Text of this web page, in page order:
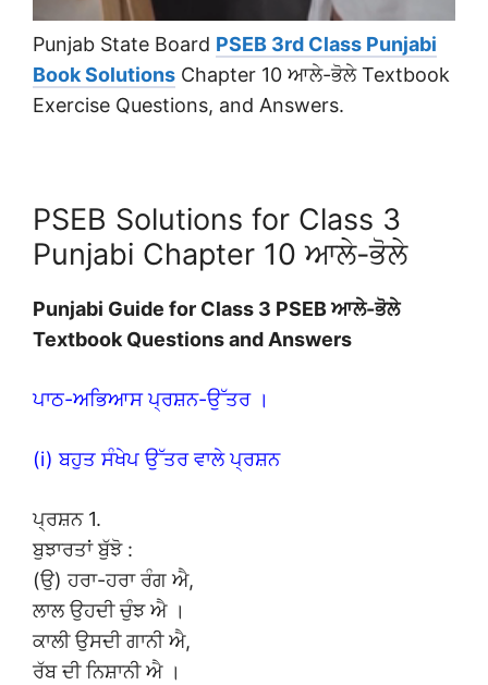
Punjab State Board PSEB 3rd Class Punjabi
Book Solutions Chapter 10 ਆਲੇ-ਭੋਲੇ Textbook
Exercise Questions, and Answers.
PSEB Solutions for Class 3
Punjabi Chapter 10 ਆਲੇ-ਭੋਲੇ
Punjabi Guide for Class 3 PSEB ਆਲੇ-ਭੋਲੇ
Textbook Questions and Answers
ਪਾਠ-ਅਭਿਆਸ ਪ੍ਰਸ਼ਨ-ਉੱਤਰ ।
(i) ਬਹੁਤ ਸੰਖੇਪ ਉੱਤਰ ਵਾਲੇ ਪ੍ਰਸ਼ਨ
ਪ੍ਰਸ਼ਨ 1.
ਬੁਝਾਰਤਾਂ ਬੁੱਝੋ :
(ਉ) ਹਰਾ-ਹਰਾ ਰੰਗ ਐ,
ਲਾਲ ਉਹਦੀ ਚੁੰਝ ਐ ।
ਕਾਲੀ ਉਸਦੀ ਗਾਨੀ ਐ,
ਰੱਬ ਦੀ ਨਿਸ਼ਾਨੀ ਐ ।